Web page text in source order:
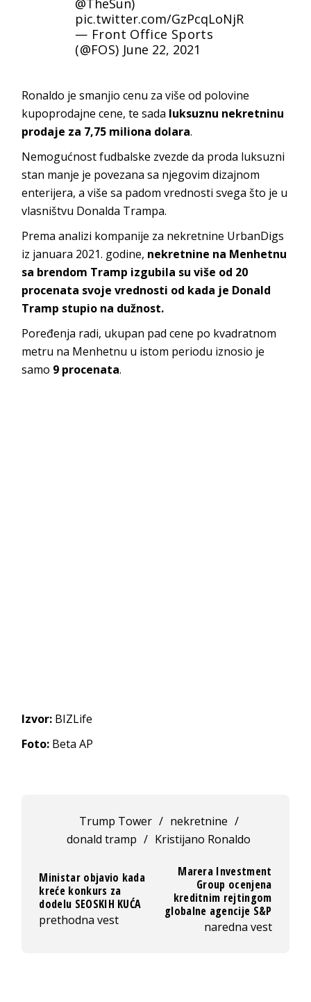
@TheSun)
pic.twitter.com/GzPcqLoNjR
— Front Office Sports
(@FOS) June 22, 2021
Ronaldo je smanjio cenu za više od polovine
kupoprodajne cene, te sada luksuznu nekretninu
prodaje za 7,75 miliona dolara.
Nemogućnost fudbalske zvezde da proda luksuzni
stan manje je povezana sa njegovim dizajnom
enterijera, a više sa padom vrednosti svega što je u
vlasništvu Donalda Trampa.
Prema analizi kompanije za nekretnine UrbanDigs
iz januara 2021. godine, nekretnine na Menhetnu
sa brendom Tramp izgubila su više od 20
procenata svoje vrednosti od kada je Donald
Tramp stupio na dužnost.
Poređenja radi, ukupan pad cene po kvadratnom
metru na Menhetnu u istom periodu iznosio je
samo 9 procenata.
Izvor: BIZLife
Foto: Beta AP
Trump Tower / nekretnine /
donald tramp / Kristijano Ronaldo
Ministar objavio kada
kreće konkurs za
dodelu SEOSKIH KUĆA
prethodna vest
Marera Investment
Group ocenjena
kreditnim rejtingom
globalne agencije S&P
naredna vest